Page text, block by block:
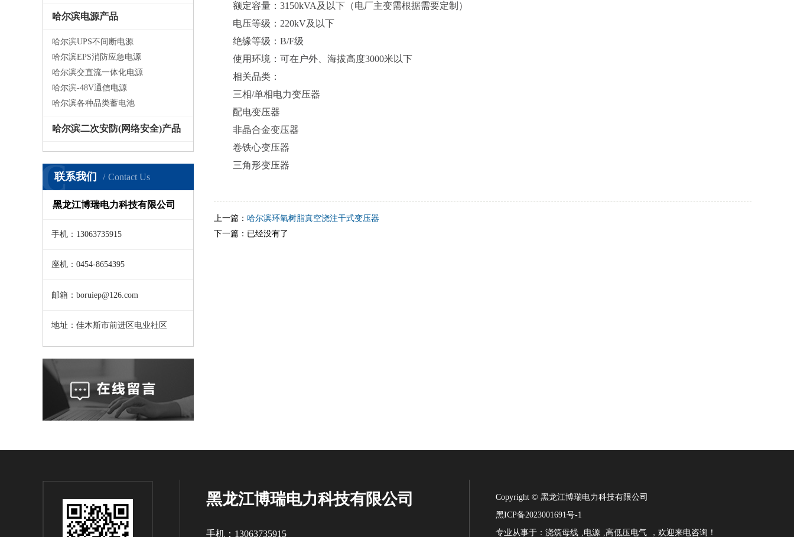
哈尔滨电源产品
哈尔滨UPS不间断电源
哈尔滨EPS消防应急电源
哈尔滨交直流一体化电源
哈尔滨-48V通信电源
哈尔滨各种品类蓄电池
哈尔滨二次安防(网络安全)产品
联系我们 Contact Us
C
黑龙江博瑞电力科技有限公司
手机：13063735915
座机：0454-8654395
邮箱：boruiep@126.com
地址：佳木斯市前进区电业社区
额定容量：3150kVA及以下（电厂主变需根据需要定制）
电压等级：220kV及以下
绝缘等级：B/F级
使用环境：可在户外、海拔高度3000米以下
相关品类：
三相/单相电力变压器
配电变压器
非晶合金变压器
卷铁心变压器
三角形变压器
上一篇： 哈尔滨环氧树脂真空浇注干式变压器
下一篇：已经没有了
黑龙江博瑞电力科技有限公司
手机：13063735915
Copyright © 黑龙江博瑞电力科技有限公司
黑ICP备2023001691号-1
专业从事于： 浇筑母线 ,电源 ,高低压电气 ，欢迎来电咨询！